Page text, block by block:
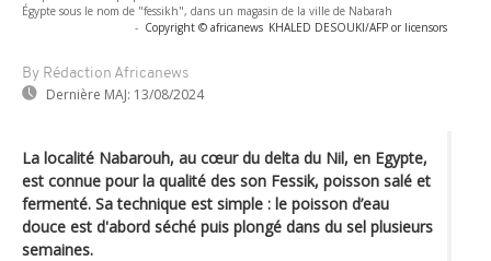
Égypte sous le nom de "fessikh", dans un magasin de la ville de Nabarah
- Copyright © africanews KHALED DESOUKI/AFP or licensors
By Rédaction Africanews
Dernière MAJ: 13/08/2024
La localité Nabarouh, au cœur du delta du Nil, en Egypte,
est connue pour la qualité des son Fessik, poisson salé et
fermenté. Sa technique est simple : le poisson d’eau
douce est d'abord séché puis plongé dans du sel plusieurs
semaines.